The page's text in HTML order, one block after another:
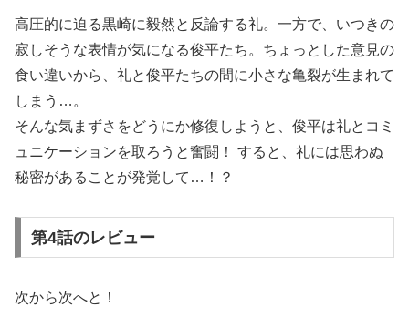
高圧的に迫る黒崎に毅然と反論する礼。一方で、いつきの
寂しそうな表情が気になる俊平たち。ちょっとした意見の
食い違いから、礼と俊平たちの間に小さな亀裂が生まれて
しまう…。
そんな気まずさをどうにか修復しようと、俊平は礼とコミ
ュニケーションを取ろうと奮闘！ すると、礼には思わぬ
秘密があることが発覚して…！？
第4話のレビュー
次から次へと！